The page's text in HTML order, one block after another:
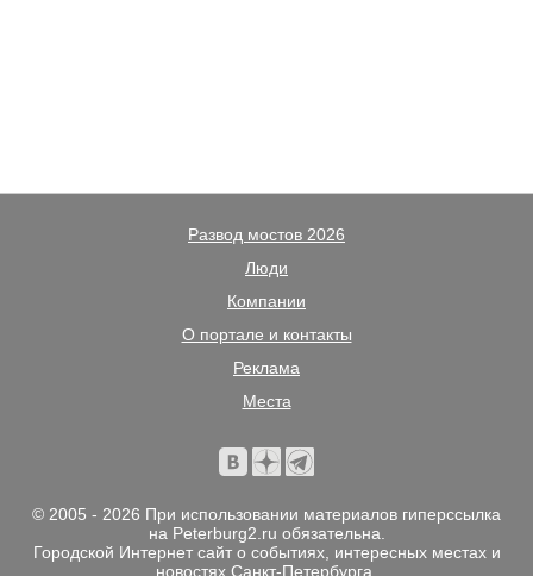
Развод мостов 2026
Люди
Компании
О портале и контакты
Реклама
Места
© 2005 - 2026 При использовании материалов гиперссылка
на Peterburg2.ru обязательна.
Городской Интернет сайт о событиях, интересных местах и
новостях Санкт-Петербурга.